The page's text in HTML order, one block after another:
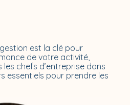
en
est la clé pour
de votre activité,
chefs d’entreprise dans
essentiels pour prendre les